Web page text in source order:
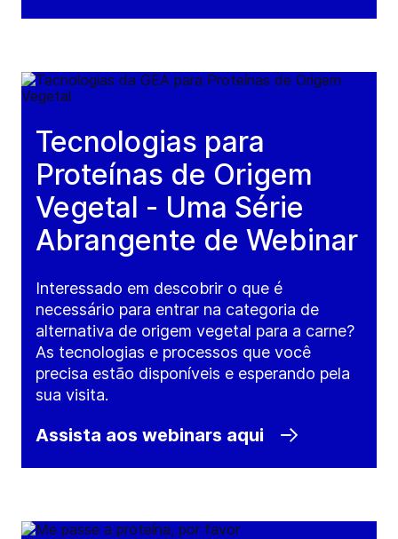
Tecnologias para
Proteínas de Origem
Vegetal - Uma Série
Abrangente de Webinar
Interessado em descobrir o que é
necessário para entrar na categoria de
alternativa de origem vegetal para a carne?
As tecnologias e processos que você
precisa estão disponíveis e esperando pela
sua visita.
Assista aos webinars aqui